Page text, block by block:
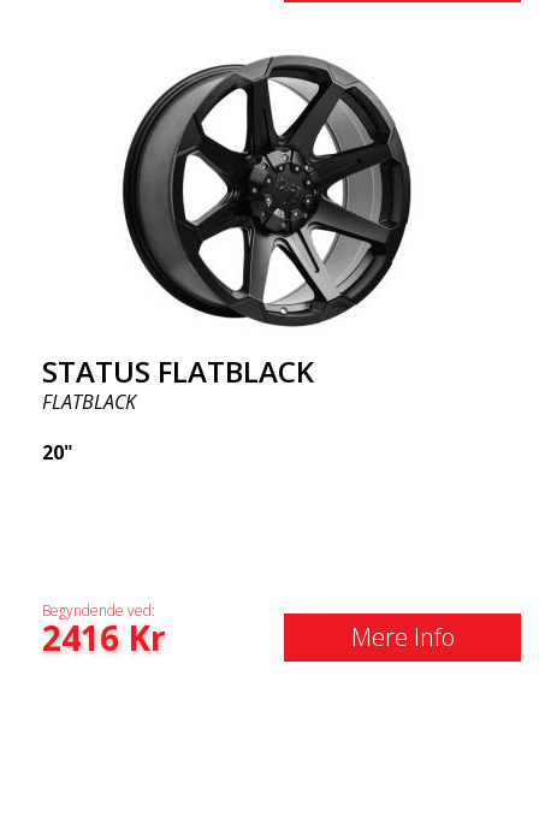
STATUS FLATBLACK
FLATBLACK
20"
Begyndende ved:
2416Kr Mere Info